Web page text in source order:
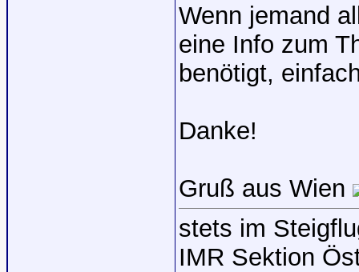
Wenn jemand
eine Info zum
benötigt,
Danke!
Gruß aus Wien
stets im
IMR Sektion